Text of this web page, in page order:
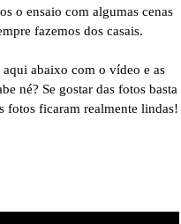
o ensaio com algumas cenas
fazemos dos casais.
abaixo com o vídeo e as
né? Se gostar das fotos basta
fotos ficaram realmente lindas!